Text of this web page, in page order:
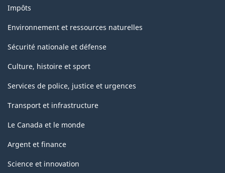
Impôts
Environnement et ressources naturelles
Sécurité nationale et défense
Culture, histoire et sport
Services de police, justice et urgences
Transport et infrastructure
Le Canada et le monde
Argent et finance
Science et innovation